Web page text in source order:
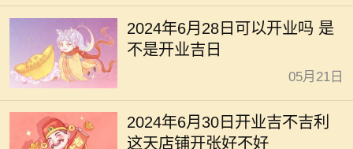
2024年6月28日可以开业吗 是
不是开业吉日
05月21日
2024年6月30日开业吉不吉利
这天店铺开张好不好